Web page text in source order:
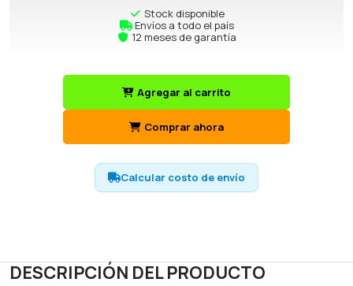
Stock disponible
Envíos a todo el país
12 meses de garantía
Agregar al carrito
Comprar ahora
Calcular costo de envío
DESCRIPCIÓN DEL PRODUCTO